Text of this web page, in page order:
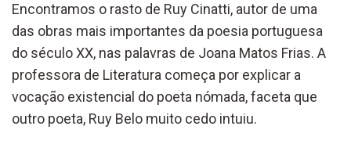
Encontramos o rasto de Ruy Cinatti, autor de uma
das obras mais importantes da poesia portuguesa
do século XX, nas palavras de Joana Matos Frias. A
professora de Literatura começa por explicar a
vocação existencial do poeta nómada, faceta que
outro poeta, Ruy Belo muito cedo intuiu.